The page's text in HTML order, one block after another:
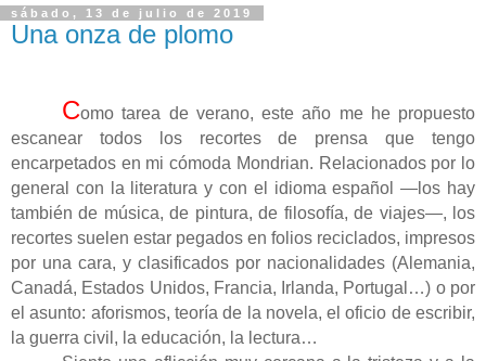
sábado, 13 de julio de 2019
Una onza de plomo
Como tarea de verano, este año me he propuesto
escanear todos los recortes de prensa que tengo
encarpetados en mi cómoda Mondrian. Relacionados por lo
general con la literatura y con el idioma español —los hay
también de música, de pintura, de filosofía, de viajes—, los
recortes suelen estar pegados en folios reciclados, impresos
por una cara, y clasificados por nacionalidades (Alemania,
Canadá, Estados Unidos, Francia, Irlanda, Portugal…) o por
el asunto: aforismos, teoría de la novela, el oficio de escribir,
la guerra civil, la educación, la lectura…